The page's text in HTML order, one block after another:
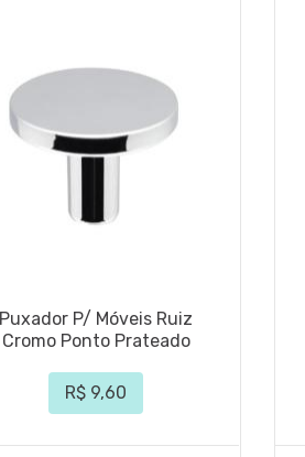
Puxador P/ Móveis Ruiz
Cromo Ponto Prateado
R$ 9,60